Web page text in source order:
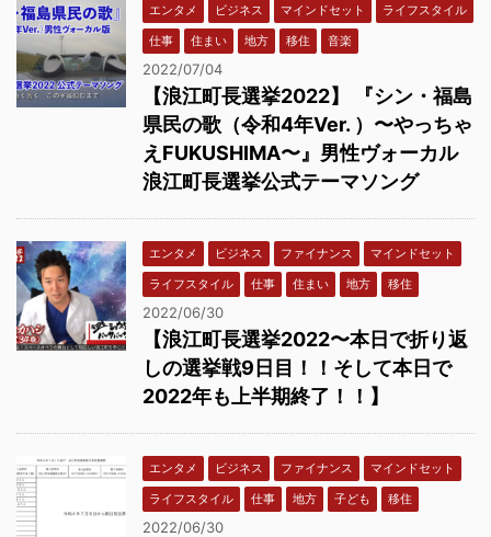
エンタメ ビジネス マインドセット
ライフスタイル
仕事
住まい 地方 移住 音楽
2022/07/04
【浪江町長選挙2022】 『シン・福島
県民の歌（令和4年Ver. ）〜やっちゃ
えFUKUSHIMA〜』男性ヴォーカル
浪江町長選挙公式テーマソング
エンタメ ビジネス ファイナンス
マインドセット
ライフスタイル
仕事 住まい 地方 移住
2022/06/30
【浪江町長選挙2022〜本日で折り返
しの選挙戦9日目！！そして本日で
2022年も上半期終了！！】
エンタメ ビジネス ファイナンス
マインドセット
ライフスタイル
仕事 地方 子ども 移住
2022/06/30